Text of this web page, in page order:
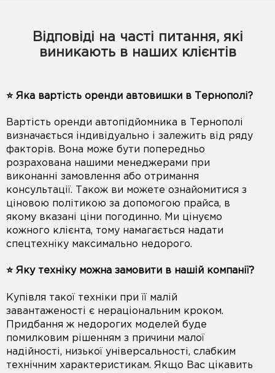
Відповіді на часті питання, які
виникають в наших клієнтів
⭐️ Яка вартість оренди автовишки в Тернополі?
Вартість оренди автопідйомника в Тернополі
визначається індивідуально і залежить від ряду
факторів. Вона може бути попередньо
розрахована нашими менеджерами при
виконанні замовлення або отримання
консультації. Також ви можете ознайомитися з
ціновою політикою за допомогою прайса, в
якому вказані ціни погодинно. Ми цінуємо
кожного клієнта, тому намагається надати
спецтехніку максимально недорого.
⭐️ Яку техніку можна замовити в нашій компанії?
Купівля такої техніки при її малій
завантаженості є нераціональним кроком.
Придбання ж недорогих моделей буде
помилковим рішенням з причини малої
надійності, низької універсальності, слабким
технічним характеристикам. Якщо Вас цікавить